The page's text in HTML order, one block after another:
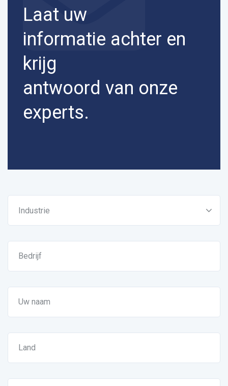
Laat uw
informatie achter en
krijg
antwoord van onze
experts.
Industrie